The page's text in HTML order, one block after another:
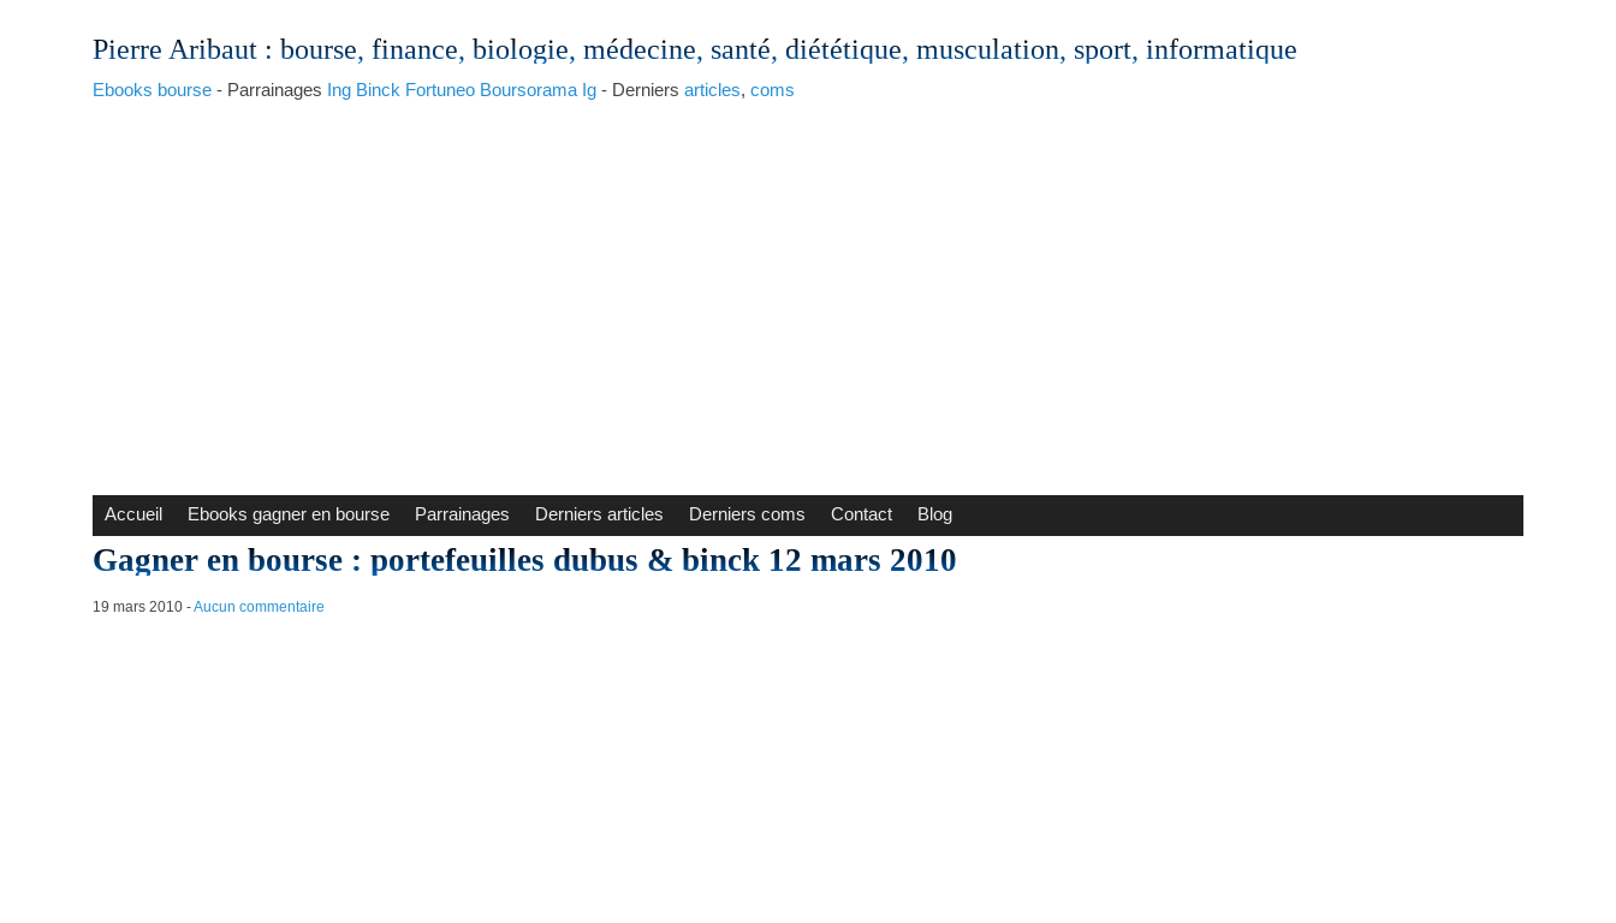
Pierre Aribaut: bourse, finance, biologie, médecine, santé, diététique, musculation, sport, informatique
Ebooks bourse- Parrainages Ing Binck Fortuneo Boursorama Ig- Derniers articles, coms
Accueil Ebooks gagner en bourse Parrainages Derniers articles Derniers coms Contact Blog
Gagner en bourse : portefeuilles dubus & binck 12 mars 2010
19 mars 2010-Aucun commentaire